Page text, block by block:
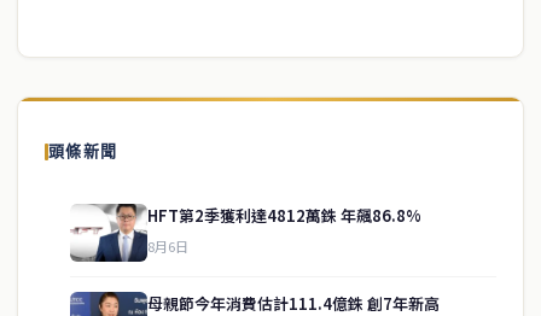
頭條新聞
HFT第2季獲利達4812萬銖 年飆86.8%
8月6日
母親節今年消費估計111.4億銖 創7年新高